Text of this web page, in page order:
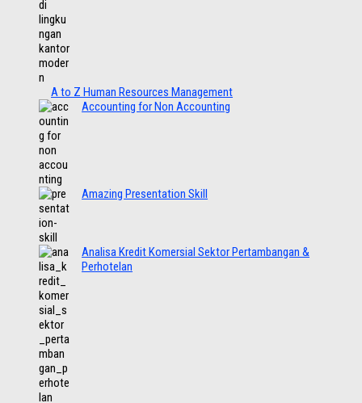
A to Z Human Resources Management
Accounting for Non Accounting
Amazing Presentation Skill
Analisa Kredit Komersial Sektor Pertambangan &
Perhotelan